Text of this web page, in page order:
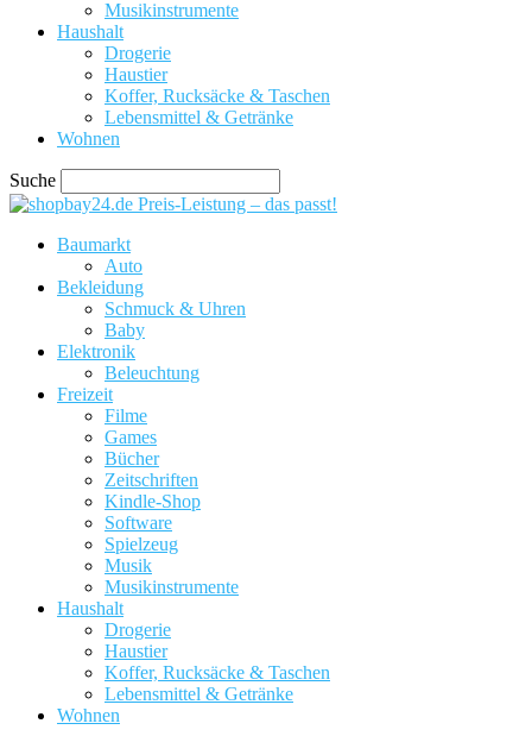
Musikinstrumente
Haushalt
Drogerie
Haustier
Koffer, Rucksäcke & Taschen
Lebensmittel & Getränke
Wohnen
Suche
Preis-Leistung – das passt!
Baumarkt
Auto
Bekleidung
Schmuck & Uhren
Baby
Elektronik
Beleuchtung
Freizeit
Filme
Games
Bücher
Zeitschriften
Kindle-Shop
Software
Spielzeug
Musik
Musikinstrumente
Haushalt
Drogerie
Haustier
Koffer, Rucksäcke & Taschen
Lebensmittel & Getränke
Wohnen